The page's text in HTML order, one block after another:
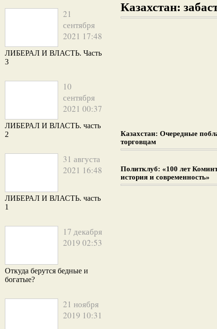
21
сентября
2021 17:48
ЛИБЕРАЛ И ВЛАСТЬ. Часть
3
10
сентября
2021 00:37
ЛИБЕРАЛ И ВЛАСТЬ. часть
2
31 августа
2021 16:48
ЛИБЕРАЛ И ВЛАСТЬ. часть
1
17 декабря
2019 02:53
Откуда берутся бедные и
богатые?
21 ноября
2019 10:31
Казахстан:
Казахстан: Очередные
торговцам
Политклуб: «100 лет
история и современность»